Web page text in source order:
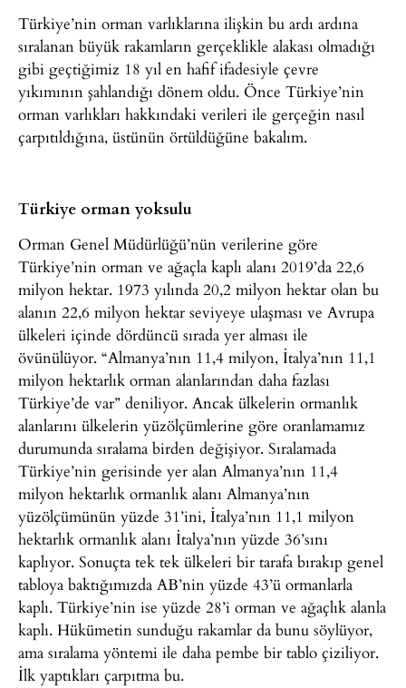
Türkiye’nin orman varlıklarına ilişkin bu ardı ardına
sıralanan büyük rakamların gerçeklikle alakası olmadığı
gibi geçtiğimiz 18 yıl en hafif ifadesiyle çevre
yıkımının şahlandığı dönem oldu. Önce Türkiye’nin
orman varlıkları hakkındaki verileri ile gerçeğin nasıl
çarpıtıldığına, üstünün örtüldüğüne bakalım.
Türkiye orman yoksulu
Orman Genel Müdürlüğü’nün verilerine göre
Türkiye’nin orman ve ağaçla kaplı alanı 2019’da 22,6
milyon hektar. 1973 yılında 20,2 milyon hektar olan bu
alanın 22,6 milyon hektar seviyeye ulaşması ve Avrupa
ülkeleri içinde dördüncü sırada yer alması ile
övünülüyor. “Almanya’nın 11,4 milyon, İtalya’nın 11,1
milyon hektarlık orman alanlarından daha fazlası
Türkiye’de var” deniliyor. Ancak ülkelerin ormanlık
alanlarını ülkelerin yüzölçümlerine göre oranlamamız
durumunda sıralama birden değişiyor. Sıralamada
Türkiye’nin gerisinde yer alan Almanya’nın 11,4
milyon hektarlık ormanlık alanı Almanya’nın
yüzölçümünün yüzde 31’ini, İtalya’nın 11,1 milyon
hektarlık ormanlık alanı İtalya’nın yüzde 36’sını
kaplıyor. Sonuçta tek tek ülkeleri bir tarafa bırakıp genel
tabloya baktığımızda AB’nin yüzde 43’ü ormanlarla
kaplı. Türkiye’nin ise yüzde 28’i orman ve ağaçlık alanla
kaplı. Hükümetin sunduğu rakamlar da bunu söylüyor,
ama sıralama yöntemi ile daha pembe bir tablo çiziliyor.
İlk yaptıkları çarpıtma bu.